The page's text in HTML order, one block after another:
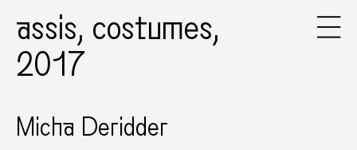
assis, costumes,
2017
Micha Deridder